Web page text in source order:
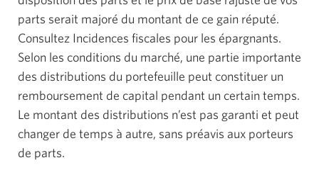
parts serait majoré du montant de ce gain réputé.
Consultez Incidences fiscales pour les épargnants.
Selon les conditions du marché, une partie importante
des distributions du portefeuille peut constituer un
remboursement de capital pendant un certain temps.
Le montant des distributions n’est pas garanti et peut
changer de temps à autre, sans préavis aux porteurs
de parts.